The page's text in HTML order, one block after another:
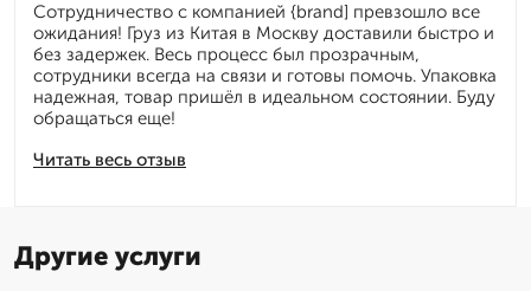
Читать весь отзыв
Сотрудничество с компанией {brand] превзошло все
ожидания! Груз из Китая в Москву доставили быстро и
без задержек. Весь процесс был прозрачным,
сотрудники всегда на связи и готовы помочь. Упаковка
надежная, товар пришёл в идеальном состоянии. Буду
обращаться еще!
Другие услуги